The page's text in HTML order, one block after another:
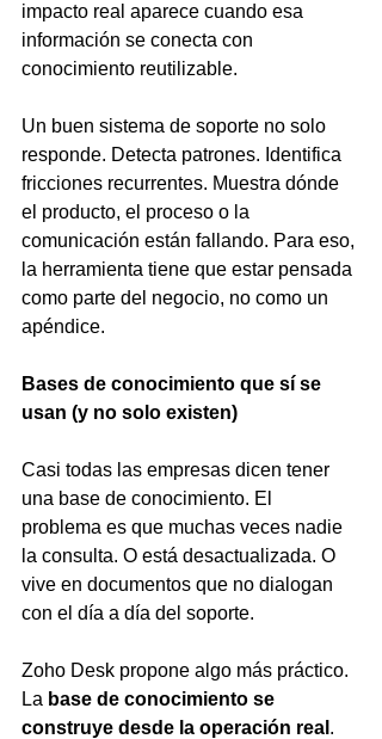
impacto real aparece cuando esa
información se conecta con
conocimiento reutilizable.
Un buen sistema de soporte no solo
responde. Detecta patrones. Identifica
fricciones recurrentes. Muestra dónde
el producto, el proceso o la
comunicación están fallando. Para eso,
la herramienta tiene que estar pensada
como parte del negocio, no como un
apéndice.
Bases de conocimiento que sí se
usan (y no solo existen)
Casi todas las empresas dicen tener
una base de conocimiento. El
problema es que muchas veces nadie
la consulta. O está desactualizada. O
vive en documentos que no dialogan
con el día a día del soporte.
Zoho Desk propone algo más práctico.
La base de conocimiento se
construye desde la operación real .